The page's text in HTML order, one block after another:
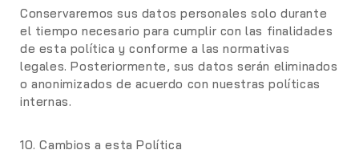
Conservaremos sus datos personales solo durante
el tiempo necesario para cumplir con las finalidades
de esta política y conforme a las normativas
legales. Posteriormente, sus datos serán eliminados
o anonimizados de acuerdo con nuestras políticas
internas.
10. Cambios a esta Política